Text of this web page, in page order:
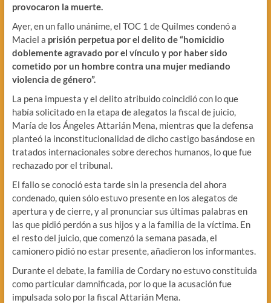
provocaron la muerte.
Ayer, en un fallo unánime, el TOC 1 de Quilmes condenó a
Maciel a prisión perpetua por el delito de “homicidio
doblemente agravado por el vínculo y por haber sido
cometido por un hombre contra una mujer mediando
violencia de género”.
La pena impuesta y el delito atribuido coincidió con lo que
había solicitado en la etapa de alegatos la fiscal de juicio,
María de los Ángeles Attarián Mena, mientras que la defensa
planteó la inconstitucionalidad de dicho castigo basándose en
tratados internacionales sobre derechos humanos, lo que fue
rechazado por el tribunal.
El fallo se conoció esta tarde sin la presencia del ahora
condenado, quien sólo estuvo presente en los alegatos de
apertura y de cierre, y al pronunciar sus últimas palabras en
las que pidió perdón a sus hijos y a la familia de la víctima. En
el resto del juicio, que comenzó la semana pasada, el
camionero pidió no estar presente, añadieron los informantes.
Durante el debate, la familia de Cordary no estuvo constituida
como particular damnificada, por lo que la acusación fue
impulsada solo por la fiscal Attarián Mena.